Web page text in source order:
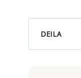
DEILA